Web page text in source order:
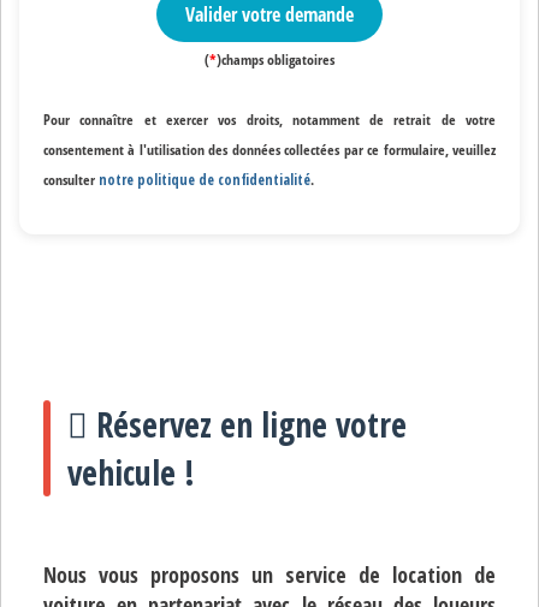
Valider votre demande
(*)champs obligatoires
Pour connaître et exercer vos droits, notamment de retrait de votre
consentement à l'utilisation des données collectées par ce formulaire, veuillez
consulter notre politique de confidentialité.
Réservez en ligne votre
vehicule !
Nous vous proposons un service de location de